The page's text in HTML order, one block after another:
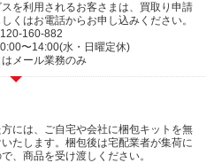
を利用されるお客さまは、買取り申請
くはお電話からお申し込みください。
160-882
〜14:00(水・日曜定休)
メール業務のみ
には、ご自宅や会社に梱包キットを無
たします。梱包後は宅配業者が集荷に
、商品を受け渡しください。